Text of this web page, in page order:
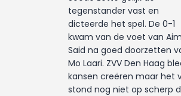
tegenstander vast en
dicteerde het spel. De 0-1
kwam van de voet van
Said na goed doorzetten
Mo Laari. ZVV Den Haag
kansen creëren maar het
stond nog niet op scherp